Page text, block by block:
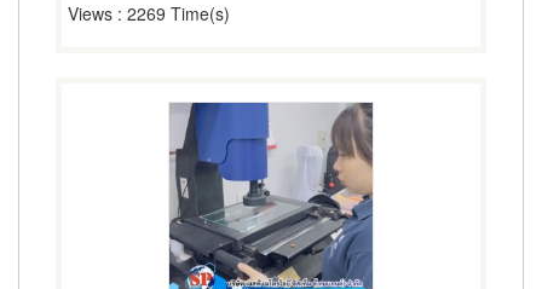
Views : 2269 Time(s)